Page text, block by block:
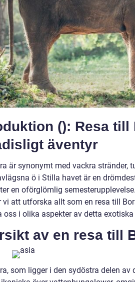
(): Resa till
äventyr
är synonymt med vackra stränder,
ö i Stilla havet är en
en oförglömlig
vi att utforska allt som en resa till
oss i olika aspekter av detta exotiska
av en resa till
som ligger i den sydöstra delen av